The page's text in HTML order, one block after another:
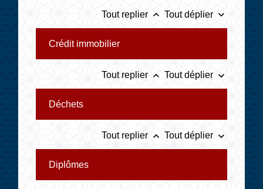
Tout replier keyboard_arrow_up Tout déplier keyboard_arrow_down
Crédit immobilier
Tout replier keyboard_arrow_up Tout déplier keyboard_arrow_down
Déchets
Tout replier keyboard_arrow_up Tout déplier keyboard_arrow_down
Diplômes